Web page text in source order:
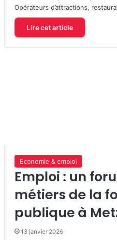
Opérateurs d’attractions,
Lire cet article
Economie & emploi
Emploi : un
métiers de la
publique à
13 janvier 2026